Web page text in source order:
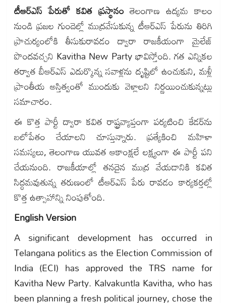
టీఆర్ఎస్ పేరుతో కవిత ప్రస్థానంతెలంగాణ ఉద్యమ కాలం
నుండి ప్రజల గుండెల్లో ముద్రవేసుకున్న టీఆర్ఎస్ పేరును తిరిగి
ప్రాచుర్యంలోకి తీసుకురావడం ద్వారా రాజకీయంగా మైలేజ్
పొందవచ్చని Kavitha New Party భావిస్తోంది. గత ఎన్నికల
తర్వాత బీఆర్‌ఎస్ ఎదుర్కొన్న సవాళ్లను దృష్టిలో ఉంచుకుని, మళ్లీ
ప్రాంతీయ అస్తిత్వంతో ముందుకు వెళ్లాలని నిర్ణయించుకున్నట్లు
సమాచారం.
ఈ కొత్త పార్టీ ద్వారా కవిత రాష్ట్రవ్యాప్తంగా పర్యటించి కేడర్‌ను
బలోపేతం చేయాలని చూస్తున్నారు. ప్రత్యేకించి మహిళా
సమస్యలు, తెలంగాణ యువత ఆకాంక్షలే లక్ష్యంగా ఈ పార్టీ పని
చేయనుంది. రాజకీయాల్లో తనదైన ముద్ర వేయడానికి కవిత
సిద్ధమవుతున్న తరుణంలో టీఆర్ఎస్ పేరు రావడం కార్యకర్తల్లో
కొత్త ఉత్సాహాన్ని నింపుతోంది.
English Version
A significant development has occurred in
Telangana politics as the Election Commission of
India (ECI) has approved the TRS name for
Kavitha New Party. Kalvakuntla Kavitha, who has
been planning a fresh political journey, chose the